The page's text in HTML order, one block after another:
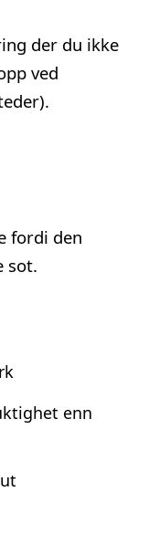
der du ikke
ved
fordi den
sot.
enn